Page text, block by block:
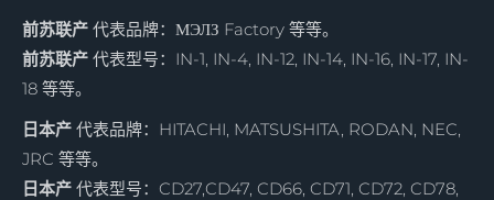
前苏联产 代表品牌： МЭЛЗ Factory 等等。
前苏联产 代表型号：IN-1, IN-4, IN-12, IN-14, IN-16, IN-17, IN-
18 等等。
日本产 代表品牌：HITACHI, MATSUSHITA, RODAN, NEC,
JRC 等等。
日本产 代表型号：CD27,CD47, CD66, CD71, CD72, CD78,